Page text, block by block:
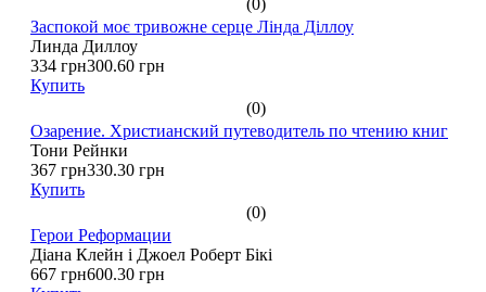
Заспокой моє тривожне серце Лінда Діллоу
Линда Диллоу
334 грн300.60 грн
Купить
(0)
Озарение. Христианский путеводитель по чтению книг
Тони Рейнки
367 грн330.30 грн
Купить
(0)
Герои Реформации
Діана Клейн і Джоел Роберт Бікі
667 грн600.30 грн